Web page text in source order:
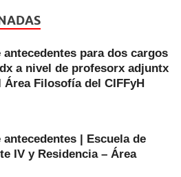
para dos cargos
a nivel de profesorx adjuntx
Filosofía del CIFFyH
| Escuela de
IV y Residencia – Área